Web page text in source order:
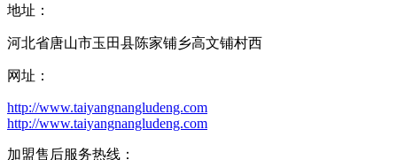
地址：
河北省唐山市玉田县陈家铺乡高文铺村西
网址：
http://www.taiyangnangludeng.com
http://www.taiyangnangludeng.com
加盟售后服务热线：